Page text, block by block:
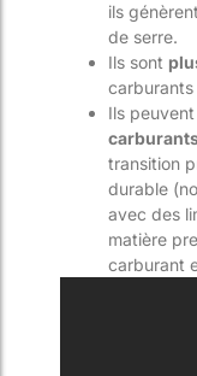
ils
de serre.
Ils sont
carburants
Ils
transition
durable
avec des
matière
carburant